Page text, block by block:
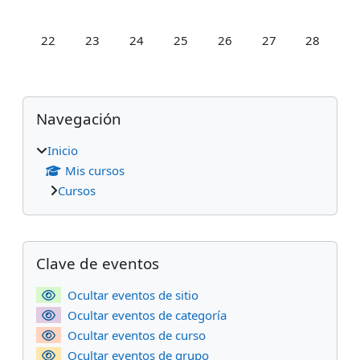
Sin eventos, domingo, 22 febrero
22 Sin eventos, lunes, 23 febrero
23 Sin eventos, martes, 24 febrero
24 Sin eventos, miércoles, 25 febrero
25 Sin eventos, jueves, 26
26 Sin eventos,
27 Sin
28
Bloques
Salta Navegación
Navegación
Inicio
Mis cursos
Cursos
Bloques suplementarios
Salta Clave de eventos
Clave de eventos
Ocultar eventos de sitio
Ocultar eventos de categoría
Ocultar eventos de curso
Ocultar eventos de grupo